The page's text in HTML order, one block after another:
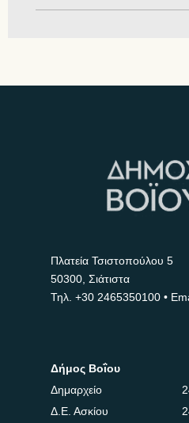
Πλατεία Τσιστοπούλου 5
50300, Σιάτιστα
Τηλ. +30 2465350100 •
Δήμος Βοΐου
Δημαρχείο
Δ.Ε. Ασκίου